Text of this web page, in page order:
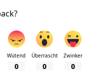
Wütend
0
Überrascht
0
Zwinker
0